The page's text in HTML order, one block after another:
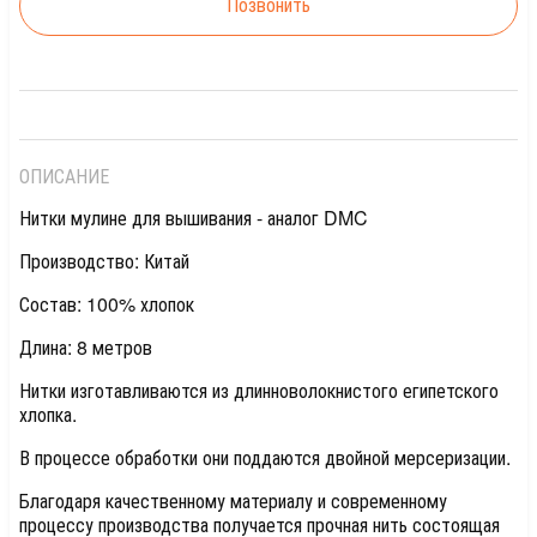
ОПИСАНИЕ
Нитки мулине для вышивания - аналог DMC
Производство: Китай
Состав: 100% хлопок
Длина: 8 метров
Нитки изготавливаются из длинноволокнистого египетского
хлопка.
В процессе обработки они поддаются двойной мерсеризации.
Благодаря качественному материалу и современному
процессу производства получается прочная нить состоящая